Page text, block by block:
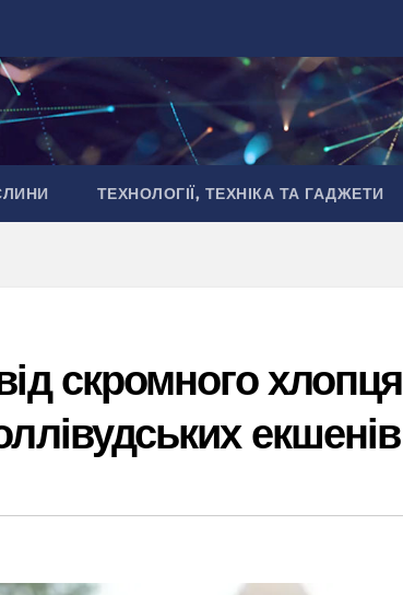
ТЕХНОЛОГІЇ, ТЕХНІКА ТА ГАДЖЕТИ
скромного хлопця
екшенів